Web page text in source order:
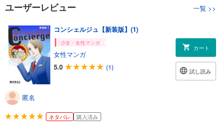
ユーザーレビュー 一覧 >>
コンシェルジュ【新装版】(1)
少女・女性マンガ
女性マンガ
5.0
(1)
カート
試し読み
匿名
ネタバレ 購入済み